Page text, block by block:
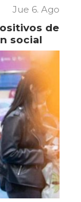
Jue 6. Ago
de
social